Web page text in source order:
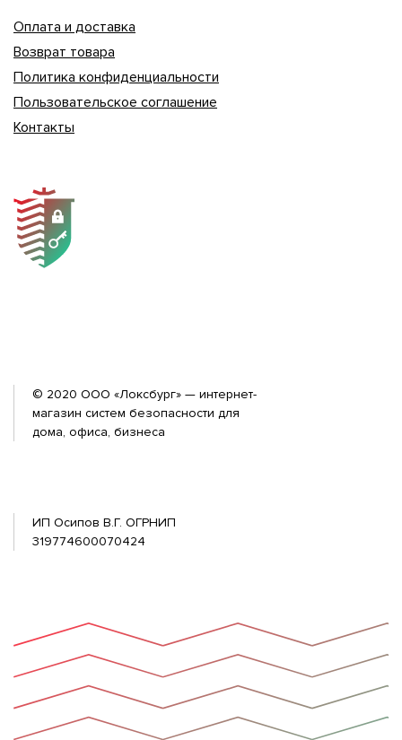
Оплата и доставка
Возврат товара
Политика конфиденциальности
Пользовательское соглашение
Контакты
© 2020 ООО «Локсбург» — интернет-
магазин систем безопасности для
дома, офиса, бизнеса
ИП Осипов В.Г. ОГРНИП
319774600070424